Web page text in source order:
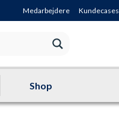
Medarbejdere Kundecases
Shop